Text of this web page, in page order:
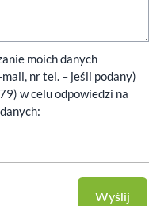
moich danych
nr tel. – jeśli podany)
w celu odpowiedzi na
Wyślij